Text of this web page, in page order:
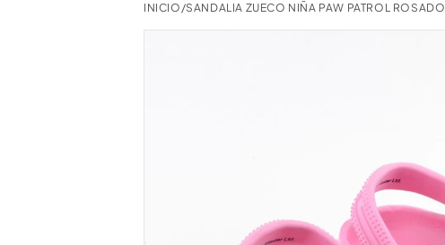
INICIO/SANDALIA ZUECO NIÑA PAW PATROL ROSADO